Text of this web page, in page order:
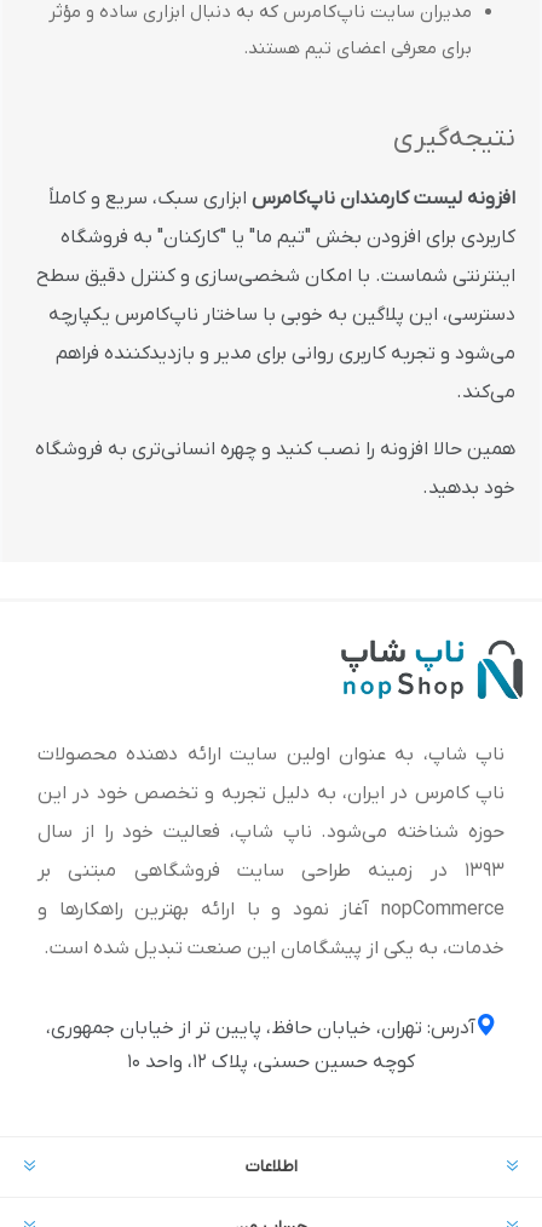
مدیران سایت ناپ‌کامرس که به دنبال ابزاری ساده و مؤثر
برای معرفی اعضای تیم هستند.
نتیجه‌گیری
افزونه لیست کارمندان ناپ‌کامرس ابزاری سبک، سریع و کاملاً
کاربردی برای افزودن بخش "تیم ما" یا "کارکنان" به فروشگاه
اینترنتی شماست. با امکان شخصی‌سازی و کنترل دقیق سطح
دسترسی، این پلاگین به خوبی با ساختار ناپ‌کامرس یکپارچه
می‌شود و تجربه کاربری روانی برای مدیر و بازدیدکننده فراهم
می‌کند.
همین حالا افزونه را نصب کنید و چهره انسانی‌تری به فروشگاه
خود بدهید.
ناپ شاپ، به عنوان اولین سایت ارائه‌ دهنده محصولات
ناپ کامرس در ایران، به دلیل تجربه و تخصص خود در این
حوزه شناخته می‌شود. ناپ شاپ، فعالیت خود را از سال
1393 در زمینه طراحی سایت فروشگاهی مبتنی بر
nopCommerce آغاز نمود و با ارائه بهترین راهکارها و
خدمات، به یکی از پیشگامان این صنعت تبدیل شده است.
آدرس: تهران، خیابان حافظ، پایین تر از خیابان جمهوری،
کوچه حسین حسنی، پلاک ۱۲، واحد ۱۰
اطلاعات